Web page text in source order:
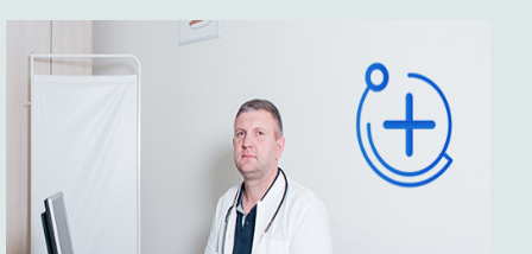
Психиатрия
Цены